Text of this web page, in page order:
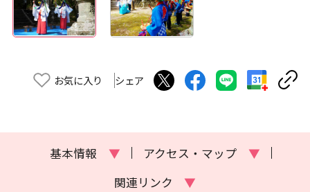
お気に入り シェア
基本情報 ▼ アクセス・マップ
▼
関連リンク
▼